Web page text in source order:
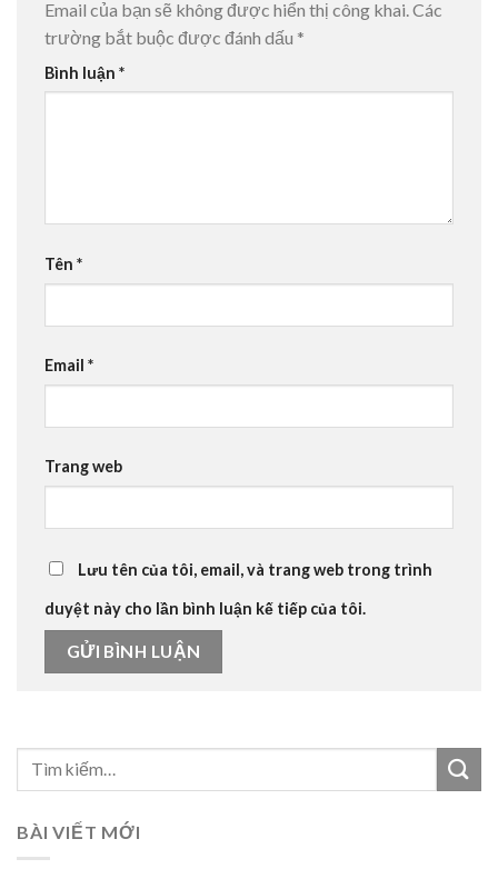
Email của bạn sẽ không được hiển thị công khai. Các
trường bắt buộc được đánh dấu *
Bình luận *
Tên *
Email *
Trang web
Lưu tên của tôi, email, và trang web trong trình
duyệt này cho lần bình luận kế tiếp của tôi.
BÀI VIẾT MỚI